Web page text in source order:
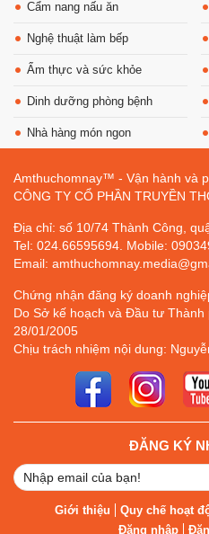
Cẩm nang nấu ăn
Nghệ thuật làm bếp
Ẩm thực và sức khỏe
Dinh dưỡng phòng bệnh
Nhà hàng món ngon
Amthuchomnay™ - Vận hành và
CÔNG TY CỔ PHẦN TRUYỀN
Địa chỉ: số 10/74 Thành Công,
Tel: 024.66595694. Mobile:
Email:
Chứng nhận đăng ký doanh
Do Sở kế hoạch và Đầu tư Thành
28/01/2005
Chịu trách nhiệm nội dung:
ĐĂNG KÝ
Giới thiệu Quy chế hoạt
Đăng nhập